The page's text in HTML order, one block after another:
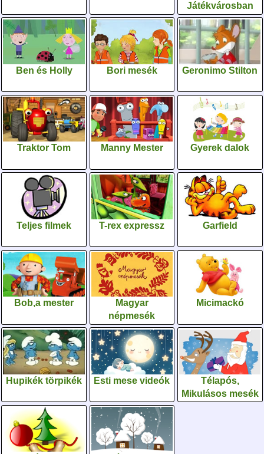
Játékvárosban
Ben és Holly Bori mesék Geronimo Stilton
Traktor Tom Manny Mester Gyerek dalok
Teljes filmek T-rex expressz Garfield
Bob,a mester
Magyar
népmesék
Micimackó
Hupikék törpikék Esti mese videók
Télapós,
Mikulásos mesék